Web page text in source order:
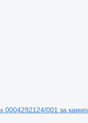
0004292124/001 за